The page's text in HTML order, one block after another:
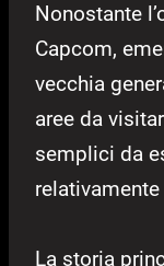
Nonostante
Capcom,
vecchia
aree da
semplici da
La storia